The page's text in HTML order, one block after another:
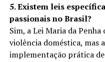
5. Existem leis
passionais no Brasil?
Sim, a Lei Maria da
violência doméstica, mas
implementação prática